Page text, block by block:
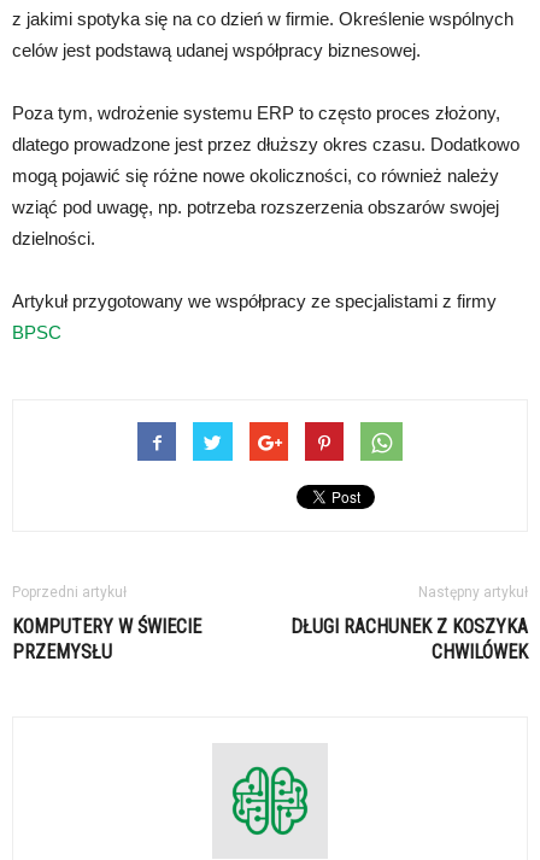
z jakimi spotyka się na co dzień w firmie. Określenie wspólnych
celów jest podstawą udanej współpracy biznesowej.
Poza tym, wdrożenie systemu ERP to często proces złożony,
dlatego prowadzone jest przez dłuższy okres czasu. Dodatkowo
mogą pojawić się różne nowe okoliczności, co również należy
wziąć pod uwagę, np. potrzeba rozszerzenia obszarów swojej
dzielności.
Artykuł przygotowany we współpracy ze specjalistami z firmy
BPSC
Poprzedni artykuł
KOMPUTERY W ŚWIECIE
PRZEMYSŁU
Następny artykuł
DŁUGI RACHUNEK Z KOSZYKA
CHWILÓWEK